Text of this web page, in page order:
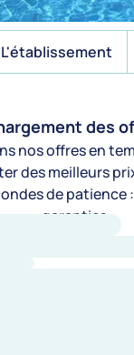
L'établissement
des
nos offres en
des meilleurs
de patience
garanties